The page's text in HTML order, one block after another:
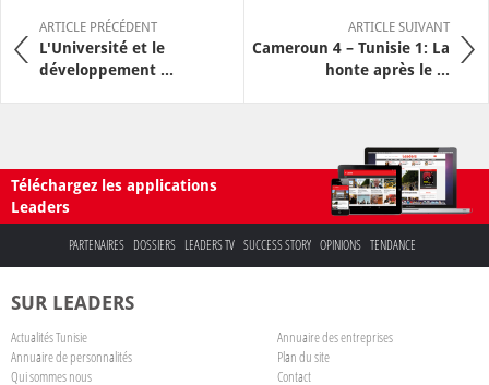
ARTICLE PRÉCÉDENT
L'Université et le
développement ...
ARTICLE SUIVANT
Cameroun 4 – Tunisie 1: La
honte après le ...
Téléchargez les applications
Leaders
PARTENAIRES DOSSIERS LEADERS TV SUCCESS STORY OPINIONS TENDANCE
SUR LEADERS
Actualités Tunisie
Annuaire des entreprises
Annuaire de personnalités
Plan du site
Qui sommes nous
Contact